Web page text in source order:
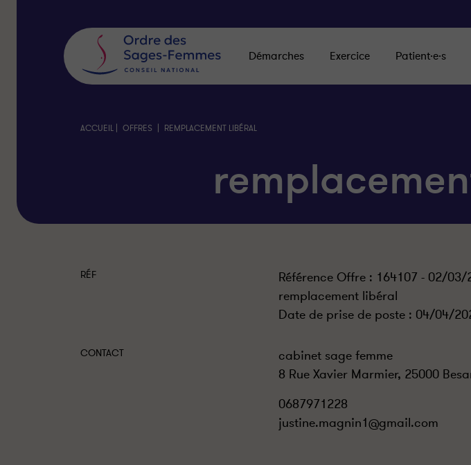
Démarches Exercice Patient·e·s
ACCUEIL | OFFRES | REMPLACEMENT LIBÉRAL
RÉF
Référence Offre : 164107 - 02/03/
remplacement libéral
Date de prise de poste : 04/04/
CONTACT
cabinet sage femme
8 Rue Xavier Marmier, 25000
0687971228
justine.magnin1@gmail.com